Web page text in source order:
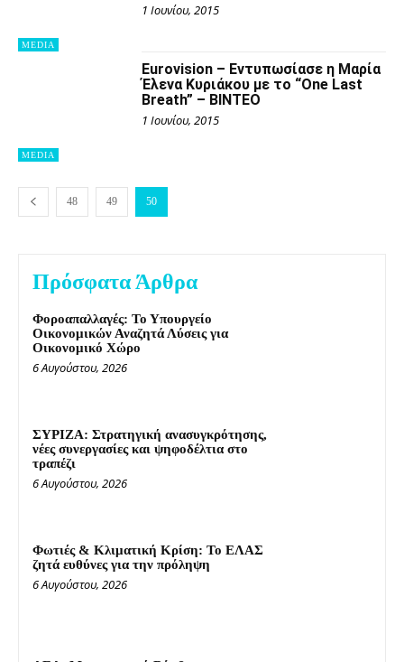
MEDIA
1 Ιουνίου, 2015
MEDIA
Eurovision – Εντυπωσίασε η Μαρία
Έλενα Κυριάκου με το “One Last
Breath” – ΒΙΝΤΕΟ
1 Ιουνίου, 2015
48 49 50
Πρόσφατα Άρθρα
Φοροαπαλλαγές: Το Υπουργείο
Οικονομικών Αναζητά Λύσεις για
Οικονομικό Χώρο
6 Αυγούστου, 2026
ΣΥΡΙΖΑ: Στρατηγική ανασυγκρότησης,
νέες συνεργασίες και ψηφοδέλτια στο
τραπέζι
6 Αυγούστου, 2026
Φωτιές & Κλιματική Κρίση: Το ΕΛΑΣ
ζητά ευθύνες για την πρόληψη
6 Αυγούστου, 2026